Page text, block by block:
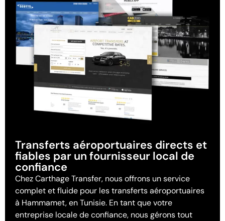
Transferts aéroportuaires directs et
fiables par un fournisseur local de
confiance
Chez Carthage Transfer, nous offrons un service
complet et fluide pour les transferts aéroportuaires
à Hammamet, en Tunisie. En tant que votre
entreprise locale de confiance, nous gérons tout